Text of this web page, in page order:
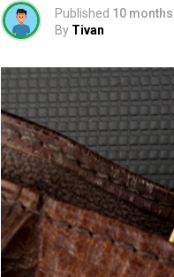
Published 10
By Tivan